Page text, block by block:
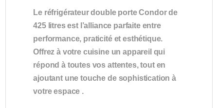
Le réfrigérateur double porte Condor de
425 litres est l’alliance parfaite entre
performance, praticité et esthétique.
Offrez à votre cuisine un appareil qui
répond à toutes vos attentes, tout en
ajoutant une touche de sophistication à
votre espace .